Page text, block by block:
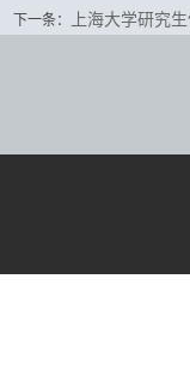
下一条： 上海大学研究